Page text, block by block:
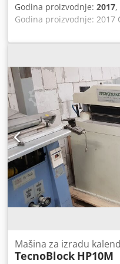
Godina proizvodnje: 2017,
Godina proizvodnje:
automatski rezač sa
automatski sto za sečenje
prepoznavanjem otisaka
površina se sastoji od 40
koji se po potrebi
za sečenje, bigovanje i
mm mogućnost
različitih materijala
projekcioni sistem za
brzina sečenja do 102 m/
prepoznavanje visine
2000 mm usisni sektori u
102 m/min Program alata:
glodalica Softver: Elitron
Ap Aerf Dostupnost:
Mašina za izradu
TecnoBlock HP10M